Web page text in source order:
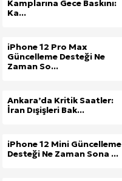
Kamplarına Gece Baskını:
Ka...
iPhone 12 Pro Max
Güncelleme Desteği Ne
Zaman So...
Ankara’da Kritik Saatler:
İran Dışişleri Bak...
iPhone 12 Mini Güncelleme
Desteği Ne Zaman Sona ...